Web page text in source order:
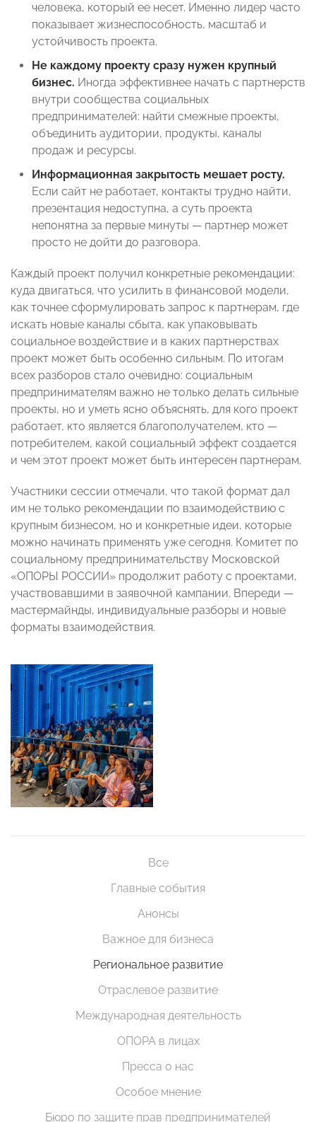
человека, который ее несет. Именно лидер часто
показывает жизнеспособность, масштаб и
устойчивость проекта.
Не каждому проекту сразу нужен крупный
бизнес. Иногда эффективнее начать с партнерств
внутри сообщества социальных
предпринимателей: найти смежные проекты,
объединить аудитории, продукты, каналы
продаж и ресурсы.
Информационная закрытость мешает росту.
Если сайт не работает, контакты трудно найти,
презентация недоступна, а суть проекта
непонятна за первые минуты — партнер может
просто не дойти до разговора.
Каждый проект получил конкретные рекомендации:
куда двигаться, что усилить в финансовой модели,
как точнее сформулировать запрос к партнерам, где
искать новые каналы сбыта, как упаковывать
социальное воздействие и в каких партнерствах
проект может быть особенно сильным. По итогам
всех разборов стало очевидно: социальным
предпринимателям важно не только делать сильные
проекты, но и уметь ясно объяснять, для кого проект
работает, кто является благополучателем, кто —
потребителем, какой социальный эффект создается
и чем этот проект может быть интересен партнерам.
Участники сессии отмечали, что такой формат дал
им не только рекомендации по взаимодействию с
крупным бизнесом, но и конкретные идеи, которые
можно начинать применять уже сегодня. Комитет по
социальному предпринимательству Московской
«ОПОРЫ РОССИИ» продолжит работу с проектами,
участвовавшими в заявочной кампании. Впереди —
мастермайнды, индивидуальные разборы и новые
форматы взаимодействия.
Все
Главные события
Анонсы
Важное для бизнеса
Региональное развитие
Отраслевое развитие
Международная деятельность
ОПОРА в лицах
Пресса о нас
Особое мнение
Бюро по защите прав предпринимателей